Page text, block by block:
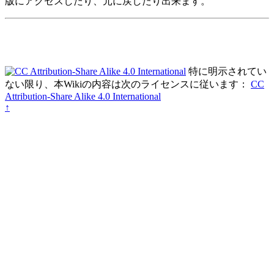
特に明示されてい
ない限り、本Wikiの内容は次のライセンスに従います： CC
Attribution-Share Alike 4.0 International
↑